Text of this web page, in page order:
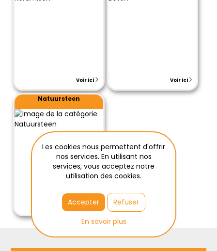
Voir ici Voir ici
Natuursteen
Voir ici
Les cookies nous permettent d'offrir
nos services. En utilisant nos
services, vous acceptez notre
utilisation des cookies.
Accepter
Refuser
En savoir plus